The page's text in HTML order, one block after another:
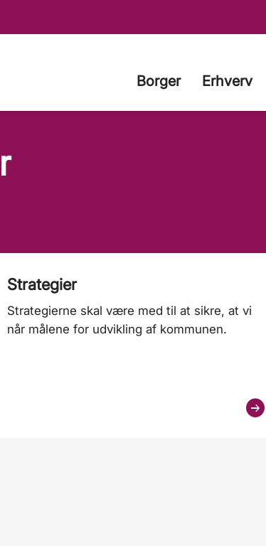
Borger Erhverv
Strategier
Strategierne skal være med til at sikre, at vi
når målene for udvikling af kommunen.